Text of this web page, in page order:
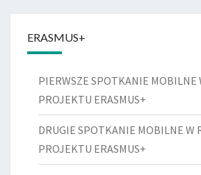
ERASMUS+
PIERWSZE SPOTKANIE MOBILNE
PROJEKTU ERASMUS+
DRUGIE SPOTKANIE MOBILNE W
PROJEKTU ERASMUS+